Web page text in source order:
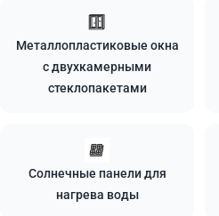
Металлопластиковые окна
с двухкамерными
стеклопакетами
Солнечные панели для
нагрева воды